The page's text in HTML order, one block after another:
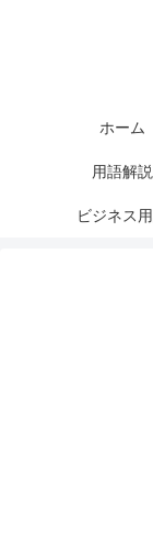
ホーム
用語解説
ビジネス